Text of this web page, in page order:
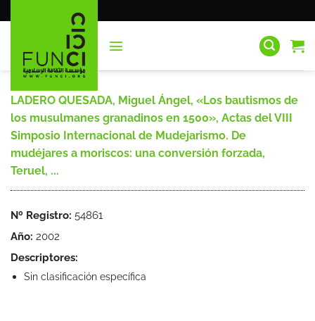
al
LADERO QUESADA, Miguel Ángel, «Los bautismos de
los musulmanes granadinos en 1500», Actas del VIII
Simposio Internacional de Mudejarismo. De
mudéjares a moriscos: una conversión forzada,
Teruel, ...
Nº Registro: 54861
Año: 2002
Descriptores:
Sin clasificación específica